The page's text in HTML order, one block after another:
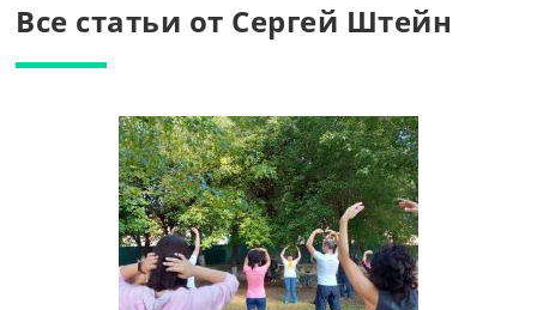
Все статьи от Сергей Штейн